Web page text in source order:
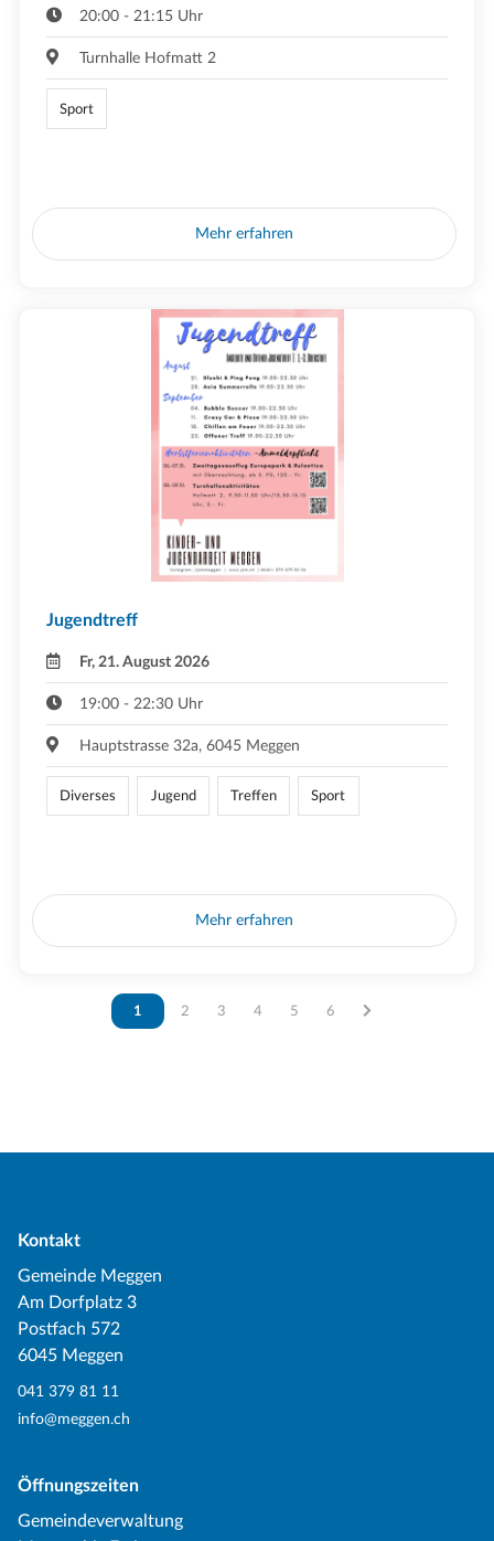
20:00 - 21:15 Uhr
Turnhalle Hofmatt 2
Sport
Mehr erfahren
Jugendtreff
Fr, 21. August 2026
19:00 - 22:30 Uhr
Hauptstrasse 32a, 6045 Meggen
Diverses Jugend Treffen Sport
Mehr erfahren
Vous êtes sur la page
1 Vous êtes sur la page
2 Vous êtes sur la page
3 Vous êtes sur la page
4 Vous êtes sur la page
5 Vous êtes sur la page
6
Kontakt
Gemeinde Meggen
Am Dorfplatz 3
Postfach 572
6045 Meggen
041 379 81 11
info@meggen.ch
Öffnungszeiten
Gemeindeverwaltung